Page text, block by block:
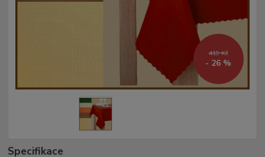
419 Kč
- 26 %
Specifikace